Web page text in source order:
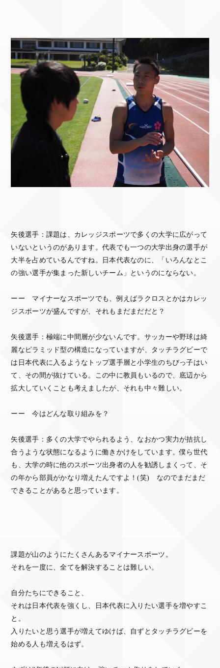
矢後選手：課題は、カレッジスポーツで多くの大学に広がって
いないというのがあります。代表でも一つの大学出身の選手が
大半を占めているんですね。日本代表なのに、「いろんなとこ
の強い選手が集まった新しいチーム」というのにならない。
ーー マイナーなスポーツでも、例えばラクロスとかはカレッ
ジスポーツが盛んですが、それもまだまだだと？
矢後選手：極端に中間層が少ないんです。サッカーや野球は綺
麗なピラミッド型の構造になっていますが、タッチラグビーで
は日本代表に入るようなトップ選手層と小学生のちびっ子はい
て、その間が抜けている。この中に教員もいるので、底辺から
拡大していくことも考えましたが、それも中々難しい。
ーー 今はどんな取り組みを？
矢後選手：多くの大学でやられるよう、なおかつ実力が拮抗し
合うような状態になるように働きかけをしています。僕ら世代
も、大学の時に他のスポーツ出身者の人を勧誘しまくって、そ
の年から部員がかなり増えたんですよ！(笑) なのでまだまだ
できることがあると思っています。
課題が山のようにたくさんあるマイナースポーツ。
それを一度に、全てを解決することは難しい。
自分たちにできること、
それは日本代表を強くし、日本代表に入りたい選手を増やすこ
と。
入りたいと思う選手が増えてゆけば、自ずとタッチラグビーを
始める人も増えるはず。